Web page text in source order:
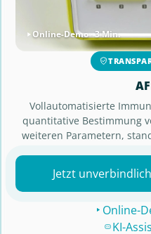
Online-Demo · 3 Min.
Vollautomatisierte
quantitative Bestimmung
weiteren Parametern,
Jetzt
Online-
KI-